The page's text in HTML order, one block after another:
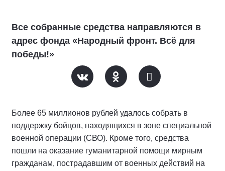
Все собранные средства направляются в
адрес фонда «Народный фронт. Всё для
победы!»
Более 65 миллионов рублей удалось собрать в
поддержку бойцов, находящихся в зоне специальной
военной операции (СВО). Кроме того, средства
пошли на оказание гуманитарной помощи мирным
гражданам, пострадавшим от военных действий на